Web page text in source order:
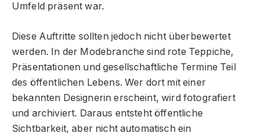
Umfeld präsent war.
Diese Auftritte sollten jedoch nicht überbewertet
werden. In der Modebranche sind rote Teppiche,
Präsentationen und gesellschaftliche Termine Teil
des öffentlichen Lebens. Wer dort mit einer
bekannten Designerin erscheint, wird fotografiert
und archiviert. Daraus entsteht öffentliche
Sichtbarkeit, aber nicht automatisch ein